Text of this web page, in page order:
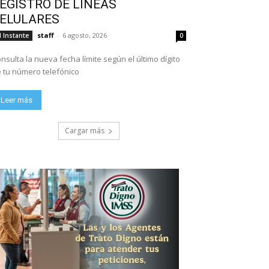
DE LÍNEAS
Instante staff - 6 agosto, 2026 0
la nueva fecha límite según el último dígito
tu número telefónico
Leer más
Cargar más